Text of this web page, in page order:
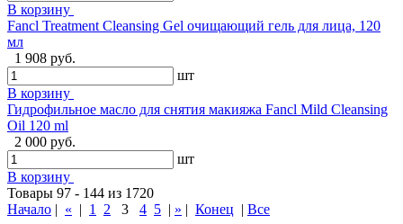
В корзину
Fancl Treatment Cleansing Gel очищающий гель для лица, 120
мл
1 908 руб.
шт
В корзину
Гидрофильное масло для снятия макияжа Fancl Mild Cleansing
Oil 120 ml
2 000 руб.
шт
В корзину
Товары 97 - 144 из 1720
Начало | « | 1 2 3 4 5 | » | Конец | Все